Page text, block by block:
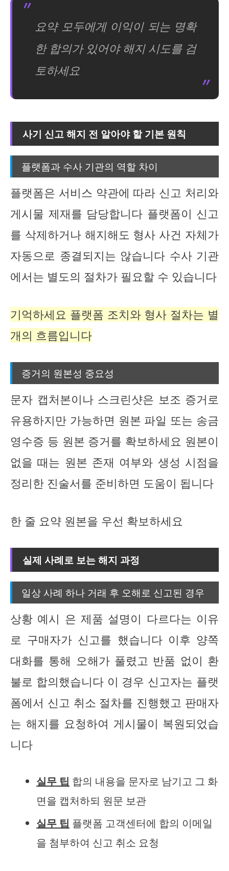
요약 모두에게 이익이 되는 명확
한 합의가 있어야 해지 시도를 검
토하세요
사기 신고 해지 전 알아야 할 기본 원칙
플랫폼과 수사 기관의 역할 차이
플랫폼은 서비스 약관에 따라 신고 처리와
게시물 제재를 담당합니다 플랫폼이 신고
를 삭제하거나 해지해도 형사 사건 자체가
자동으로 종결되지는 않습니다 수사 기관
에서는 별도의 절차가 필요할 수 있습니다
기억하세요 플랫폼 조치와 형사 절차는 별
개의 흐름입니다
증거의 원본성 중요성
문자 캡처본이나 스크린샷은 보조 증거로
유용하지만 가능하면 원본 파일 또는 송금
영수증 등 원본 증거를 확보하세요 원본이
없을 때는 원본 존재 여부와 생성 시점을
정리한 진술서를 준비하면 도움이 됩니다
한 줄 요약 원본을 우선 확보하세요
실제 사례로 보는 해지 과정
일상 사례 하나 거래 후 오해로 신고된 경우
상황 예시 은 제품 설명이 다르다는 이유
로 구매자가 신고를 했습니다 이후 양쪽
대화를 통해 오해가 풀렸고 반품 없이 환
불로 합의했습니다 이 경우 신고자는 플랫
폼에서 신고 취소 절차를 진행했고 판매자
는 해지를 요청하여 게시물이 복원되었습
니다
실무 팁 합의 내용을 문자로 남기고 그 화
면을 캡처하되 원문 보관
실무 팁 플랫폼 고객센터에 합의 이메일
을 첨부하여 신고 취소 요청